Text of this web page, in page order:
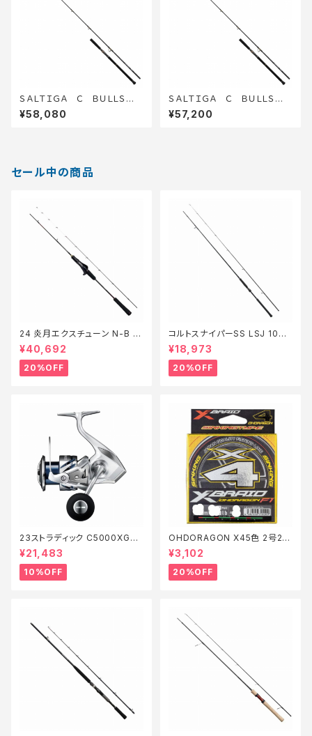
ＳＡＬＴＩＧＡ Ｃ ＢＵＬＬＳＷＩ
ＮＧ 83−5
¥58,080
ＳＡＬＴＩＧＡ Ｃ ＢＵＬＬＳＷＩ
ＮＧ 80−4
¥57,200
セール中の商品
24 炎月エクスチューン N-B 51
0ML-FS/LEFT【特価ロッド】【2
0】
¥40,692
20%OFF
コルトスナイパーSS LSJ 100L
【特価ロッド】【20】
¥18,973
20%OFF
23ストラディック C5000XG
【継続セール_リール】【10】
¥21,483
10%OFF
OHDORAGON X45色 2号20
0m28lb【特価仕掛】【20】
¥3,102
20%OFF